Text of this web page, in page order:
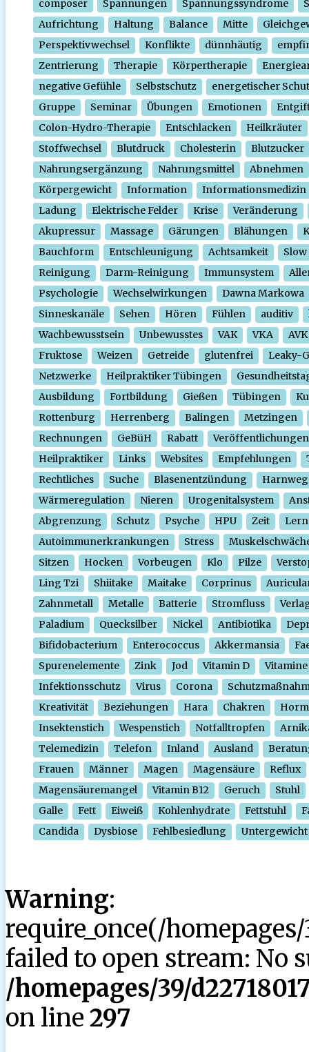
composer Spannungen Spannungssyndrome
Aufrichtung
Haltung Balance Mitte
Perspektivwechsel
Konflikte dünnhäutig
Zentrierung
Therapie Körpertherapie
negative Gefühle
Selbstschutz
energetischer
Gruppe
Seminar Übungen Emotionen
Colon-Hydro-Therapie
Entschlacken
Heilkräuter
Stoffwechsel
Blutdruck Cholesterin
Blutzucker
Nahrungsergänzung
Nahrungsmittel
Abnehmen
Körpergewicht
Information
Informationsmedizin
Ladung
Elektrische Felder Krise
Veränderung
Akupressur
Massage Gärungen Blähungen
Bauchform
Entschleunigung Achtsamkeit
Slow
Reinigung
Darm-Reinigung Immunsystem
Psychologie
Wechselwirkungen
Dawna Markowa
Sinneskanäle
Sehen Hören Fühlen auditiv
Wachbewusstsein
Unbewusstes VAK VKA
AVK
Fruktose
Weizen Getreide glutenfrei
Leaky-
Netzwerke
Heilpraktiker Tübingen
Ausbildung
Fortbildung Gießen Tübingen
Rottenburg
Herrenberg Balingen
Metzingen
Rechnungen
GeBüH Rabatt
Veröffentlichungen
Heilpraktiker
Links Websites Empfehlungen
Rechtliches
Suche Blasenentzündung
Wärmeregulation
Nieren Urogenitalsystem
Abgrenzung
Schutz Psyche HPU Zeit
Autoimmunerkrankungen
Stress
Sitzen
Hocken Vorbeugen Klo Pilze
Ling Tzi
Shiitake Maitake Corprinus
Zahnmetall
Metalle Batterie Stromfluss
Paladium
Quecksilber Nickel Antibiotika
Bifidobacterium
Enterococcus Akkermansia
Spurenelemente
Zink Jod Vitamin D
Vitamine
Infektionsschutz
Virus Corona
Kreativität
Beziehungen Hara Chakren
Insektenstich
Wespenstich Notfalltropfen
Telemedizin
Telefon Inland Ausland
Frauen
Männer Magen Magensäure
Reflux
Magensäuremangel
Vitamin B12 Geruch
Stuhl
Galle
Fett Eiweiß Kohlenhydrate Fettstuhl
Candida
Dysbiose Fehlbesiedlung Untergewicht
Warning:
require_once(/
failed to open stream: No
/homepages/39/
on line 297